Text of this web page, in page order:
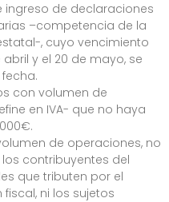
ingreso de declaraciones
–competencia de la
, cuyo vencimiento
y el 20 de mayo, se
con volumen de
en IVA- que no haya
de operaciones, no
contribuyentes del
que tributen por el
ni los sujetos